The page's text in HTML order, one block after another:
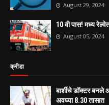
August 29, 2024
10 वी पास! मध्य
August 05, 2024
क्रीडा
बार्शीचे डॉक्टर बनले
अवघ्या 8.30 तासात